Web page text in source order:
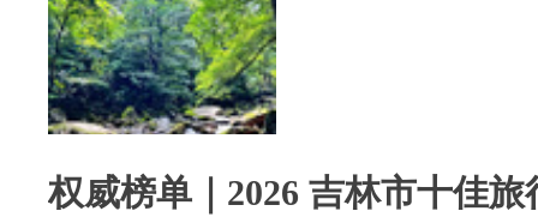
权威榜单｜2026 吉林市十佳